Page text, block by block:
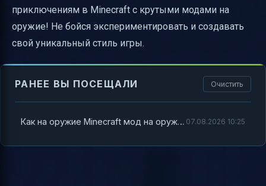
приключениям в Minecraft с крутыми модами на
оружие! Не бойся экспериментировать и создавать
свой уникальный стиль игры.
РАНЕЕ ВЫ ПОСЕЩАЛИ Очистить
Как на оружие Minecraft мод на оружие — полный гид по крутым модам 07.08.2026 10:25